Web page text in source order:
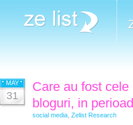
MAY
31
Care au fost
bloguri, in
social media Zelist Research